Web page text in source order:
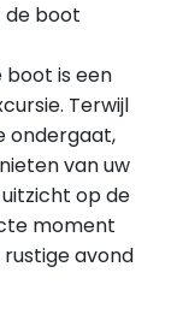
de boot
boot is een
Terwijl
ondergaat,
van uw
op de
moment
avond